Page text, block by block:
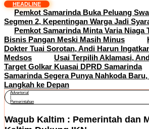
HEADLINE
Pemkot Samarinda Buka Peluang
Segmen 2, Kepentingan Warga Jadi
Pemkot Samarinda Minta Varia Niaga
Bisnis Pangan Meski Masih Minus
Dokter Tuai Sorotan, Andi Harun
Medsos
Usai Terpilih Aklamasi,
Target Golkar Kuasai DPRD Samarinda
Samarinda Segera Punya Nahkoda
Langkah ke Depan
Advertorial
Pemerintahan
Wagub Kaltim : Pemerintah dan